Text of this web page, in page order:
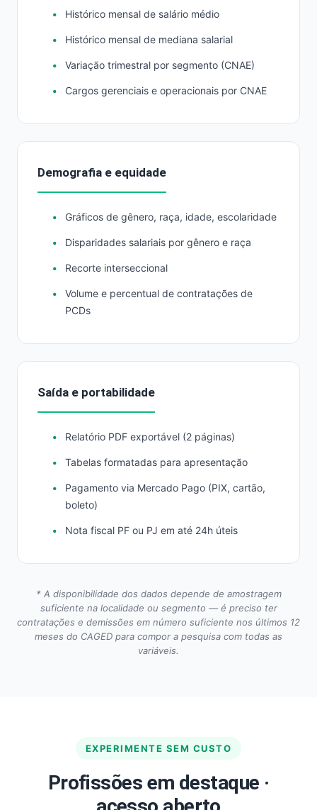
Histórico mensal de salário médio
Histórico mensal de mediana salarial
Variação trimestral por segmento (CNAE)
Cargos gerenciais e operacionais por CNAE
Demografia e equidade
Gráficos de gênero, raça, idade, escolaridade
Disparidades salariais por gênero e raça
Recorte interseccional
Volume e percentual de contratações de
PCDs
Saída e portabilidade
Relatório PDF exportável (2 páginas)
Tabelas formatadas para apresentação
Pagamento via Mercado Pago (PIX, cartão,
boleto)
Nota fiscal PF ou PJ em até 24h úteis
* A disponibilidade dos dados depende de amostragem
suficiente na localidade ou segmento — é preciso ter
contratações e demissões em número suficiente nos últimos 12
meses do CAGED para compor a pesquisa com todas as
variáveis.
EXPERIMENTE SEM CUSTO
Profissões em destaque ·